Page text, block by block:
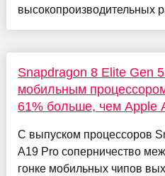
высокопроизводительных
Snapdragon 8 Elite Gen
мобильным
61% больше, чем Apple
С выпуском процессоров
A19 Pro соперничество
гонке мобильных чипов